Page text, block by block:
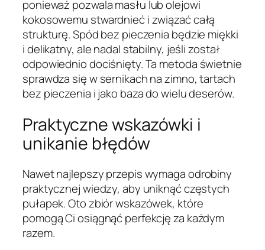
ponieważ pozwala masłu lub olejowi
kokosowemu stwardnieć i związać całą
strukturę. Spód bez pieczenia będzie miękki
i delikatny, ale nadal stabilny, jeśli został
odpowiednio dociśnięty. Ta metoda świetnie
sprawdza się w sernikach na zimno, tartach
bez pieczenia i jako baza do wielu deserów.
Praktyczne wskazówki i
unikanie błędów
Nawet najlepszy przepis wymaga odrobiny
praktycznej wiedzy, aby uniknąć częstych
pułapek. Oto zbiór wskazówek, które
pomogą Ci osiągnąć perfekcję za każdym
razem.